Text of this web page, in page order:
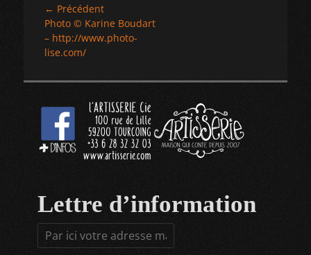
Navigation
de
l’article
← Précédent
Article
précédent :
Photo © Karine Boudart
– http://www.photo-
lise.com/
Lettre d’information